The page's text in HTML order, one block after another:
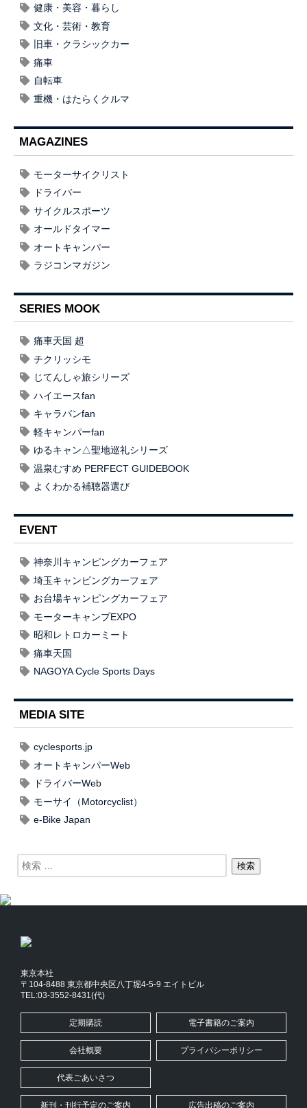
健康・美容・暮らし
文化・芸術・教育
旧車・クラシックカー
痛車
自転車
重機・はたらくクルマ
MAGAZINES
モーターサイクリスト
ドライバー
サイクルスポーツ
オールドタイマー
オートキャンパー
ラジコンマガジン
SERIES MOOK
痛車天国 超
チクリッシモ
じてんしゃ旅シリーズ
ハイエースfan
キャラバンfan
軽キャンパーfan
ゆるキャン△聖地巡礼シリーズ
温泉むすめ PERFECT GUIDEBOOK
よくわかる補聴器選び
EVENT
神奈川キャンピングカーフェア
埼玉キャンピングカーフェア
お台場キャンピングカーフェア
モーターキャンプEXPO
昭和レトロカーミート
痛車天国
NAGOYA Cycle Sports Days
MEDIA SITE
cyclesports.jp
オートキャンパーWeb
ドライバーWeb
モーサイ（Motorcyclist）
e-Bike Japan
東京本社
〒104-8488 東京都中央区八丁堀4-5-9 エイトビル
TEL:03-3552-8431(代)
定期購読 電子書籍のご案内
会社概要 プライバシーポリシー
代表ごあいさつ
新刊・刊行予定のご案内 広告出稿のご案内